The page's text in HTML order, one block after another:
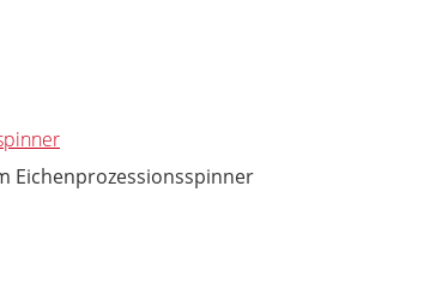
Eichenprozessionsspinner